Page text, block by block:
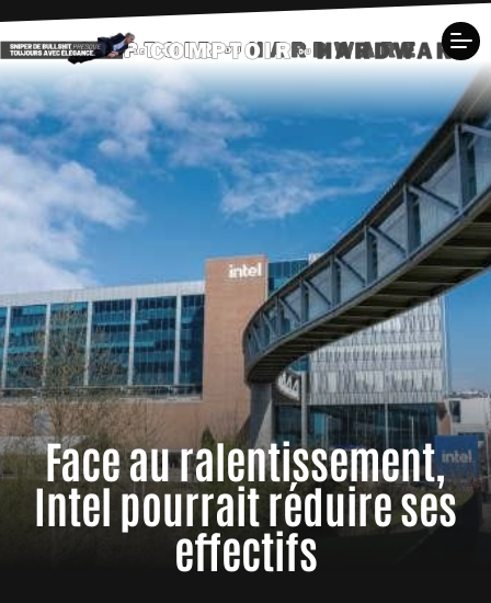
Face au ralentissement,
Intel pourrait réduire ses
effectifs